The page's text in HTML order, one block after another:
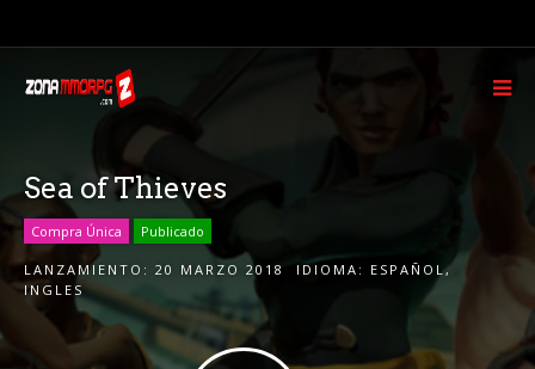
Sea of Thieves
Compra Única Publicado
LANZAMIENTO: 20 MARZO 2018 IDIOMA: ESPAÑOL,
INGLES